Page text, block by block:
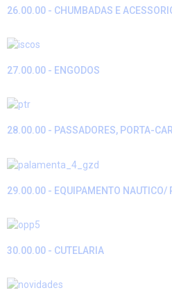
26.00.00 - CHUMBADAS E
27.00.00 - ENGODOS
28.00.00 - PASSADORES, PORTA-
29.00.00 - EQUIPAMENTO NAUTICO/
30.00.00 - CUTELARIA